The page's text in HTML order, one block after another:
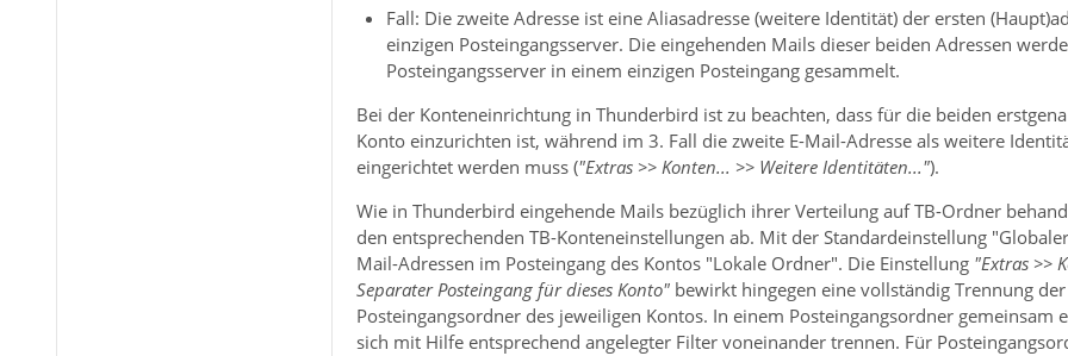
Fall: Die zweite Adresse ist eine Aliasadresse (weitere Identität) der ersten
einzigen Posteingangsserver. Die eingehenden Mails dieser beiden Adressen
Posteingangsserver in einem einzigen Posteingang gesammelt.
Bei der Konteneinrichtung in Thunderbird ist zu beachten, dass für die beiden
Konto einzurichten ist, während im 3. Fall die zweite E-Mail-Adresse als weitere
eingerichtet werden muss ("Extras >> Konten... >> Weitere Identitäten...").
Wie in Thunderbird eingehende Mails bezüglich ihrer Verteilung auf TB-Ordner
den entsprechenden TB-Konteneinstellungen ab. Mit der Standardeinstellung
Mail-Adressen im Posteingang des Kontos "Lokale Ordner". Die Einstellung "Extras >>
Separater Posteingang für dieses Konto"bewirkt hingegen eine vollständig Trennung
Posteingangsordner des jeweiligen Kontos. In einem Posteingangsordner
sich mit Hilfe entsprechend angelegter Filter voneinander trennen. Für